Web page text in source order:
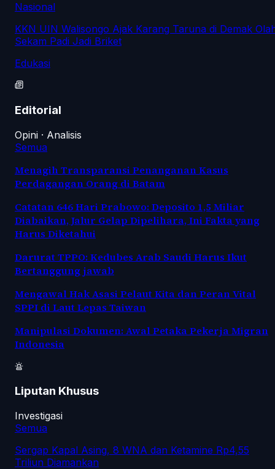
Nasional
KKN UIN Walisongo Ajak Karang Taruna di Demak
Sekam Padi Jadi Briket
Edukasi
Editorial
Opini · Analisis
Semua
Menagih Transparansi Penanganan Kasus
Perdagangan Orang di Batam
Catatan 646 Hari Prabowo: Deposito 1,5 Miliar
Diabaikan, Jalur Gelap Dipelihara, Ini Fakta yang
Harus Diketahui
Darurat TPPO: Kedubes Arab Saudi Harus Ikut
Bertanggung jawab
Mengawal Hak Asasi Pelaut Kita dan Peran Vital
SPPI di Laut Lepas Taiwan
Manipulasi Dokumen: Awal Petaka Pekerja Migran
Indonesia
Liputan Khusus
Investigasi
Semua
Sergap Kapal Asing, 8 WNA dan Ketamine Rp4,55
Triliun Diamankan